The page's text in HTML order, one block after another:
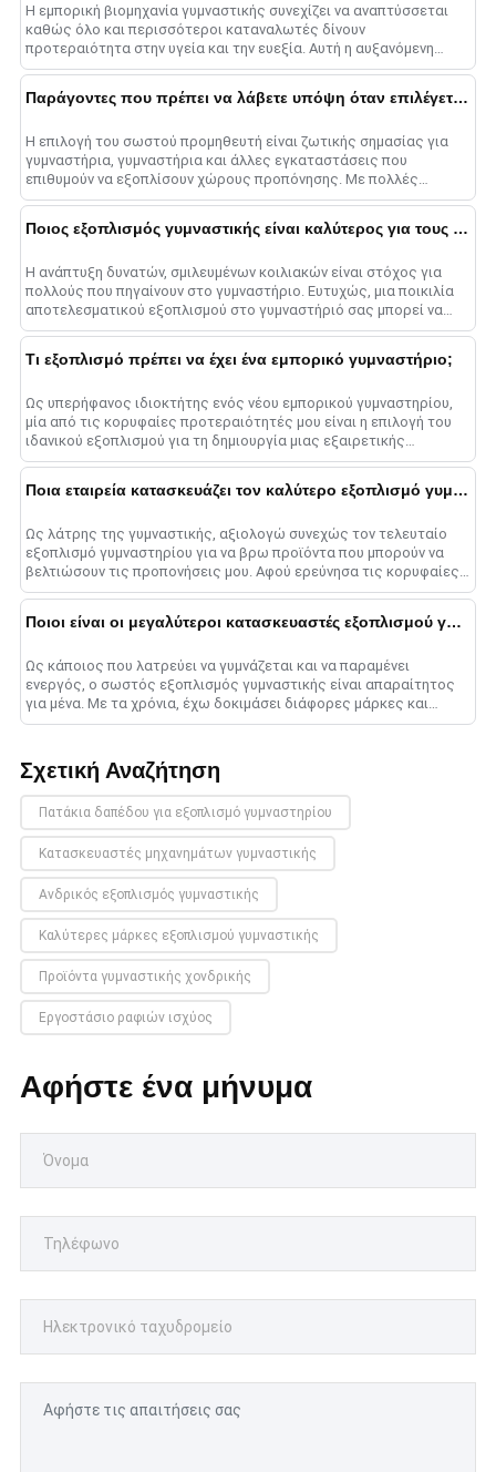
Η εμπορική βιομηχανία γυμναστικής συνεχίζει να αναπτύσσεται
καθώς όλο και περισσότεροι καταναλωτές δίνουν
προτεραιότητα στην υγεία και την ευεξία. Αυτή η αυξανόμενη
ζήτηση οδηγεί στη συνεχή καινοτομία μεταξύ των fitness e......
Παράγοντες που πρέπει να λάβετε υπόψη όταν επιλέγετε έναν προμηθευτή εξοπλισμού γυμναστικής
Η επιλογή του σωστού προμηθευτή είναι ζωτικής σημασίας για
γυμναστήρια, γυμναστήρια και άλλες εγκαταστάσεις που
επιθυμούν να εξοπλίσουν χώρους προπόνησης. Με πολλές
εταιρείες εξοπλισμού για να επιλέξετε......
Ποιος εξοπλισμός γυμναστικής είναι καλύτερος για τους κοιλιακούς;
Η ανάπτυξη δυνατών, σμιλευμένων κοιλιακών είναι στόχος για
πολλούς που πηγαίνουν στο γυμναστήριο. Ευτυχώς, μια ποικιλία
αποτελεσματικού εξοπλισμού στο γυμναστήριό σας μπορεί να
στοχεύσει τους κοιλιακούς μύες και να λάβει......
Τι εξοπλισμό πρέπει να έχει ένα εμπορικό γυμναστήριο;
Ως υπερήφανος ιδιοκτήτης ενός νέου εμπορικού γυμναστηρίου,
μία από τις κορυφαίες προτεραιότητές μου είναι η επιλογή του
ιδανικού εξοπλισμού για τη δημιουργία μιας εξαιρετικής
προπονητικής εμπειρίας για τα μέλη. ......
Ποια εταιρεία κατασκευάζει τον καλύτερο εξοπλισμό γυμναστικής;
Ως λάτρης της γυμναστικής, αξιολογώ συνεχώς τον τελευταίο
εξοπλισμό γυμναστηρίου για να βρω προϊόντα που μπορούν να
βελτιώσουν τις προπονήσεις μου. Αφού ερεύνησα τις κορυφαίες
μάρκες στο ......
Ποιοι είναι οι μεγαλύτεροι κατασκευαστές εξοπλισμού γυμναστικής;
Ως κάποιος που λατρεύει να γυμνάζεται και να παραμένει
ενεργός, ο σωστός εξοπλισμός γυμναστικής είναι απαραίτητος
για μένα. Με τα χρόνια, έχω δοκιμάσει διάφορες μάρκες και
μοντέλα......
Σχετική Αναζήτηση
Πατάκια δαπέδου για εξοπλισμό γυμναστηρίου
Κατασκευαστές μηχανημάτων γυμναστικής
Ανδρικός εξοπλισμός γυμναστικής
Καλύτερες μάρκες εξοπλισμού γυμναστικής
Προϊόντα γυμναστικής χονδρικής
Εργοστάσιο ραφιών ισχύος
Αφήστε ένα μήνυμα